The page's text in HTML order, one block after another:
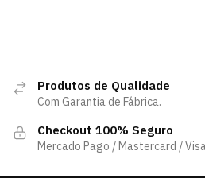
Produtos de Qualidade
Com Garantia de Fábrica.
Checkout 100% Seguro
Mercado Pago / Mastercard /